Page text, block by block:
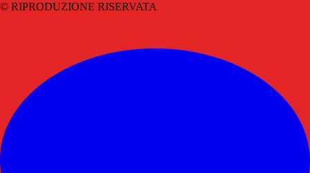
© RIPRODUZIONE RISERVATA